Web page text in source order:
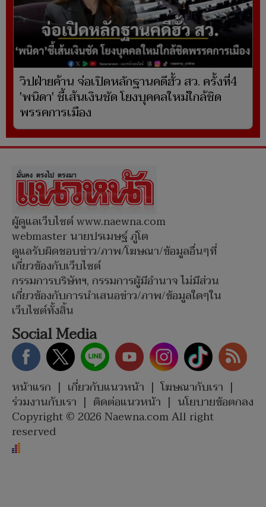
วิปฝ่ายค้าน จ่อเปิดหลักฐานคดีฮั้ว สว. ครั้งที่4
'พนิดา' ชี้เส้นเงินชัด โยงบุคคลใหม่ใกล้ชิด
พรรคการเมือง
ผู้ดูแลเว็บไซต์ www.naewna.com
webmaster นายปรเมษฐ์ ภู่โต
ดูแลรับผิดชอบข่าว/ภาพ/โฆษณา/ข้อมูลอื่นๆที่
เกี่ยวข้องกับเว็บไซต์
กรรมการบริษัทฯ, กรรมการผู้มีอำนาจ ไม่มีส่วน
เกี่ยวข้องกับการนำเสนอข่าว/ภาพ/ข้อมูลใดๆใน
เว็บไซต์ทั้งสิ้น
Social Media
หน้าแรก | เกี่ยวกับแนวหน้า | โฆษณากับเรา |
ร่วมงานกับเรา | ติดต่อแนวหน้า | นโยบายข้อตกลง
Copyright © 2026 Naewna.com All right
reserved